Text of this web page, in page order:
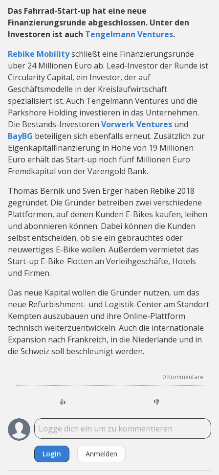
Das Fahrrad-Start-up hat eine neue
Finanzierungsrunde abgeschlossen. Unter den
Investoren ist auch Tengelmann Ventures.
Rebike Mobilityschließt eine Finanzierungsrunde
über 24 Millionen Euro ab. Lead-Investor der Runde ist
Circularity Capital, ein Investor, der auf
Geschäftsmodelle in der Kreislaufwirtschaft
spezialisiert ist. Auch Tengelmann Ventures und die
Parkshore Holding investieren in das Unternehmen.
Die Bestands-Investoren Vorwerk Ventures und
BayBG beteiligen sich ebenfalls erneut. Zusätzlich zur
Eigenkapitalfinanzierung in Höhe von 19 Millionen
Euro erhält das Start-up noch fünf Millionen Euro
Fremdkapital von der Varengold Bank.
Thomas Bernik und Sven Erger haben Rebike 2018
gegründet. Die Gründer betreiben zwei verschiedene
Plattformen, auf denen Kunden E-Bikes kaufen, leihen
und abonnieren können. Dabei können die Kunden
selbst entscheiden, ob sie ein gebrauchtes oder
neuwertiges E-Bike wollen. Außerdem vermietet das
Start-up E-Bike-Flotten an Verleihgeschäfte, Hotels
und Firmen.
Das neue Kapital wollen die Gründer nutzen, um das
neue Refurbishment- und Logistik-Center am Standort
Kempten auszubauen und ihre Online-Plattform
technisch weiterzuentwickeln. Auch die internationale
Expansion nach Frankreich, in die Niederlande und in
die Schweiz soll beschleunigt werden.
0 Kommentare
👍 👎
Login Anmelden